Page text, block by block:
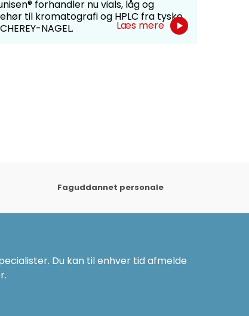
forhandler nu vials, låg og
til kromatografi og HPLC fra tyske
NAGEL.
Læs mere
Faguddannet personale
Du kan til enhver tid afmelde